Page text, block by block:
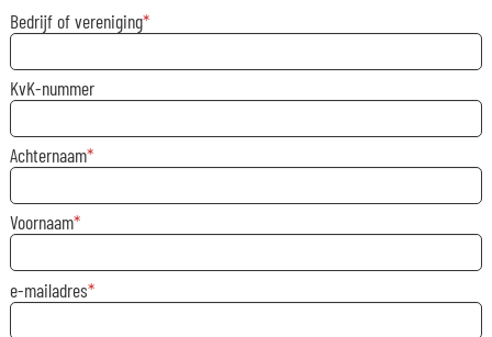
Bedrijf of vereniging
KvK-nummer
Achternaam
Voornaam
e-mailadres